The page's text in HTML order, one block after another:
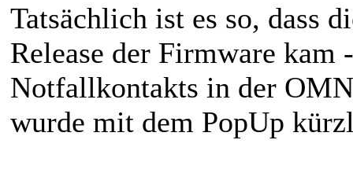
Tatsächlich ist es so, dass
Release der Firmware kam
Notfallkontakts in der
wurde mit dem PopUp